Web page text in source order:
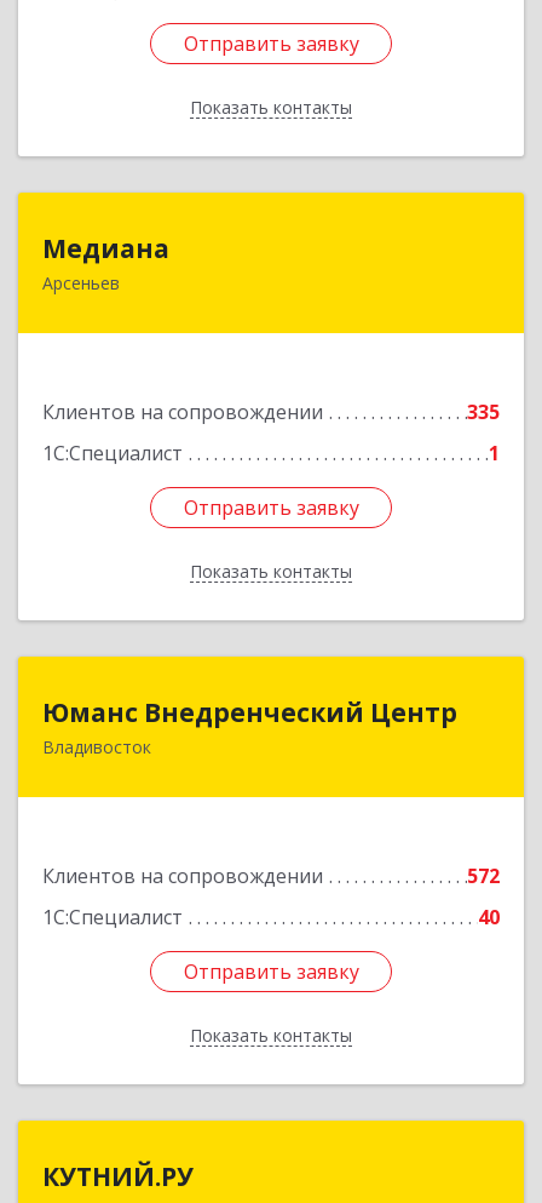
Отправить заявку
Показать контакты
Отправить заявку
Назад
Медиана
Арсеньев
Клиентов на сопровождении
335
1С:Специалист
1
Отправить заявку
Показать контакты
Отправить заявку
Назад
Юманс Внедренческий Центр
Владивосток
Клиентов на сопровождении
572
1С:Специалист
40
Отправить заявку
Показать контакты
Юманс Внедренческий Центр
690014, Приморский край, Владивосток г,
Отправить заявку
Назад
КУТНИЙ.РУ